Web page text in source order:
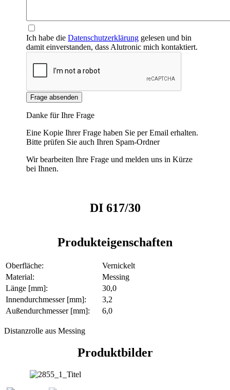
Ich habe dieDatenschutzerklärung gelesen und bin
damit einverstanden, dass Alutronic mich kontaktiert.
Frage absenden
Danke für Ihre Frage
Eine Kopie Ihrer Frage haben Sie per Email erhalten.
Bitte prüfen Sie auch Ihren Spam-Ordner
Wir bearbeiten Ihre Frage und melden uns in Kürze
bei Ihnen.
DI 617/30
Produkteigenschaften
Oberfläche:
Vernickelt
Material:
Messing
Länge [mm]:
30,0
Innendurchmesser [mm]:
3,2
Außendurchmesser [mm]:
6,0
Distanzrolle aus Messing
Produktbilder